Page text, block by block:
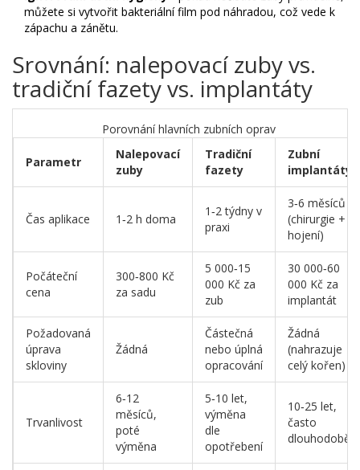
můžete si vytvořit bakteriální film pod náhradou, což vede k
zápachu a zánětu.
Srovnání: nalepovací zuby vs.
tradiční fazety vs. implantáty
Porovnání hlavních zubních oprav
Parametr
Nalepovací
zuby
Tradiční
fazety
Zubní
implantáty
Čas aplikace 1‑2 h doma
1‑2 týdny v
praxi
3‑6 měsíců
(chirurgie +
hojení)
Počáteční
cena
300‑800 Kč
za sadu
5 000‑15
000 Kč za
zub
30 000‑60
000 Kč za
implantát
Požadovaná
úprava
skloviny
Žádná
Částečná
nebo úplná
opracování
Žádná
(nahrazuje
celý kořen)
Trvanlivost
6‑12
měsíců,
poté
výměna
5‑10 let,
výměna
dle
opotřebení
10‑25 let,
často
dlouhodobě